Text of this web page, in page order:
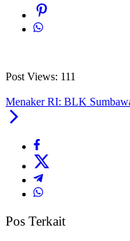
Post Views: 111
Menaker RI: BLK
Pos Terkait